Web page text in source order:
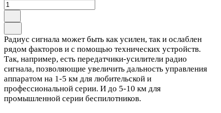
Радиус сигнала может быть как усилен, так и ослаблен
рядом факторов и с помощью технических устройств.
Так, например, есть передатчики-усилители радио
сигнала, позволяющие увеличить дальность управления
аппаратом на 1-5 км для любительской и
профессиональной серии. И до 5-10 км для
промышленной серии беспилотников.